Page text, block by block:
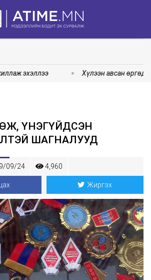
эхэллээ Хүлээн авсан
ҮНЭГҮЙДСЭН
ШАГНАЛУУД
09/24 4,960
Жиргэх